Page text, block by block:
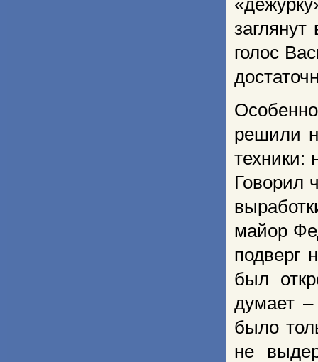
голос
решили
техники:
Говорил
майор
подверг
был
думает
было
не